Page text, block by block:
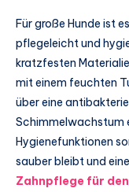
Für große Hunde ist
pflegeleicht und
kratzfesten
mit einem feuchten
über eine
Schimmelwachstum
Hygienefunktionen
sauber bleibt und eine
Zahnpflege für